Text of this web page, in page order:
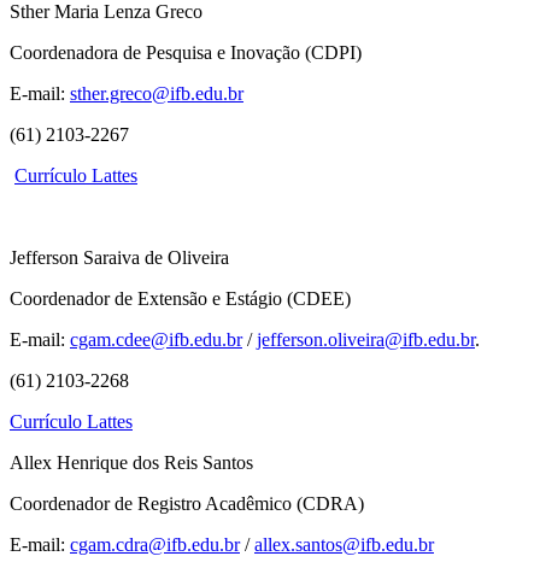
Sther Maria Lenza Greco
Coordenadora de Pesquisa e Inovação (CDPI)
E-mail: sther.greco@ifb.edu.br
(61) 2103-2267
Currículo Lattes
Jefferson Saraiva de Oliveira
Coordenador de Extensão e Estágio (CDEE)
E-mail: cgam.cdee@ifb.edu.br/jefferson.oliveira@ifb.edu.br.
(61) 2103-2268
Currículo Lattes
Allex Henrique dos Reis Santos
Coordenador de Registro Acadêmico (CDRA)
E-mail: cgam.cdra@ifb.edu.br/allex.santos@ifb.edu.br